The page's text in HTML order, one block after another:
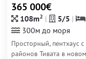
365 000€
108m2 5/5
300м до моря
Просторный, пентхаус
районов Тивата в